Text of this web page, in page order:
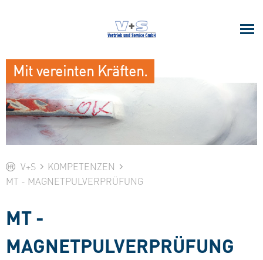
V+S
KOMPETENZEN
MT - MAGNETPULVERPRÜFUNG
MT -
MAGNETPULVERPRÜFUNG
Mit vereinten Kräften.